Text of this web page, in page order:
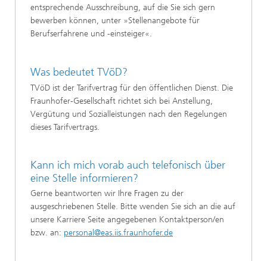
entsprechende Ausschreibung, auf die Sie sich gern
bewerben können, unter »Stellenangebote für
Berufserfahrene und -einsteiger«.
Was bedeutet TVöD?
TVöD ist der Tarifvertrag für den öffentlichen Dienst. Die
Fraunhofer-Gesellschaft richtet sich bei Anstellung,
Vergütung und Sozialleistungen nach den Regelungen
dieses Tarifvertrags.
Kann ich mich vorab auch telefonisch über
eine Stelle informieren?
Gerne beantworten wir Ihre Fragen zu der
ausgeschriebenen Stelle. Bitte wenden Sie sich an die auf
unsere Karriere Seite angegebenen Kontaktperson/en
bzw. an: personal@eas.iis.fraunhofer.de